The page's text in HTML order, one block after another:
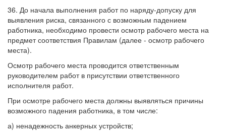
36. До начала выполнения работ по наряду-допуску для
выявления риска, связанного с возможным падением
работника, необходимо провести осмотр рабочего места на
предмет соответствия Правилам (далее - осмотр рабочего
места).
Осмотр рабочего места проводится ответственным
руководителем работ в присутствии ответственного
исполнителя работ.
При осмотре рабочего места должны выявляться причины
возможного падения работника, в том числе:
а) ненадежность анкерных устройств;